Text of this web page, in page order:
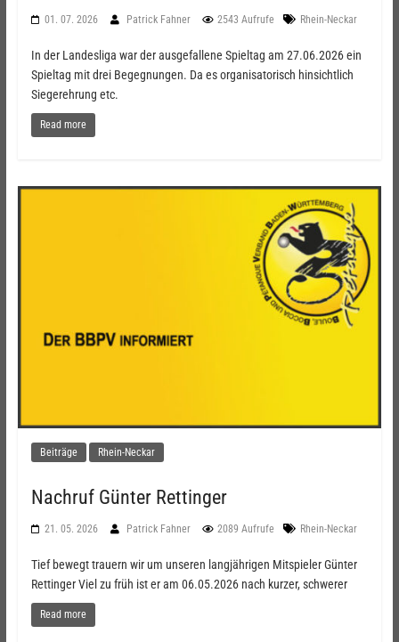
01. 07. 2026 Patrick Fahner 2543 Aufrufe Rhein-Neckar
In der Landesliga war der ausgefallene Spieltag am 27.06.2026 ein
Spieltag mit drei Begegnungen. Da es organisatorisch hinsichtlich
Siegerehrung etc.
Read more
Beiträge Rhein-Neckar
Nachruf Günter Rettinger
21. 05. 2026 Patrick Fahner 2089 Aufrufe Rhein-Neckar
Tief bewegt trauern wir um unseren langjährigen Mitspieler Günter
Rettinger Viel zu früh ist er am 06.05.2026 nach kurzer, schwerer
Read more